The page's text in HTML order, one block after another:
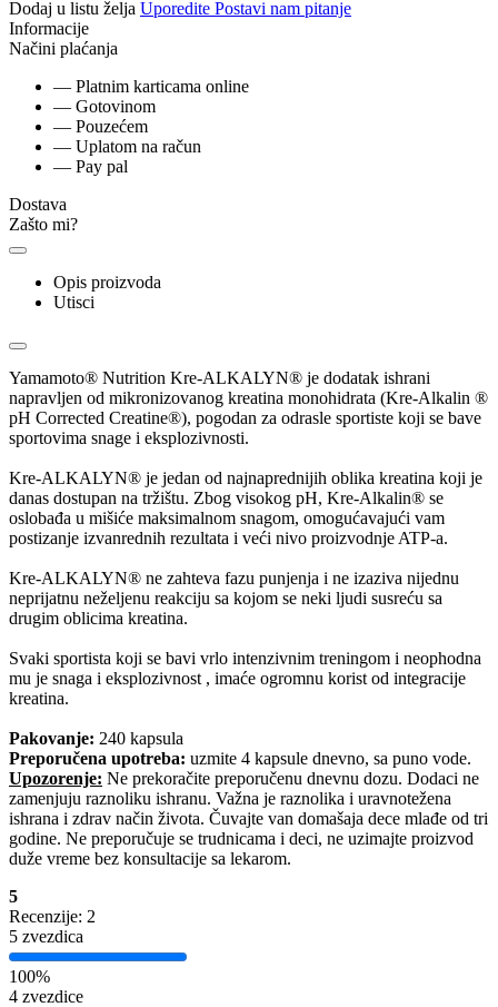
Dodaj u listu želja Uporedite Postavi nam pitanje
Informacije
Načini plaćanja
— Platnim karticama online
— Gotovinom
— Pouzećem
— Uplatom na račun
— Pay pal
Dostava
Zašto mi?
Opis proizvoda
Utisci
Yamamoto® Nutrition Kre-ALKALYN® je dodatak ishrani
napravljen od mikronizovanog kreatina monohidrata (Kre-Alkalin ®
pH Corrected Creatine®), pogodan za odrasle sportiste koji se bave
sportovima snage i eksplozivnosti.
Kre-ALKALYN® je jedan od najnaprednijih oblika kreatina koji je
danas dostupan na tržištu. Zbog visokog pH, Kre-Alkalin® se
oslobađa u mišiće maksimalnom snagom, omogućavajući vam
postizanje izvanrednih rezultata i veći nivo proizvodnje ATP-a.
Kre-ALKALYN® ne zahteva fazu punjenja i ne izaziva nijednu
neprijatnu neželjenu reakciju sa kojom se neki ljudi susreću sa
drugim oblicima kreatina.
Svaki sportista koji se bavi vrlo intenzivnim treningom i neophodna
mu je snaga i eksplozivnost , imaće ogromnu korist od integracije
kreatina.
Pakovanje: 240 kapsula
Preporučena upotreba: uzmite 4 kapsule dnevno, sa puno vode.
Upozorenje: Ne prekoračite preporučenu dnevnu dozu. Dodaci ne
zamenjuju raznoliku ishranu. Važna je raznolika i uravnotežena
ishrana i zdrav način života. Čuvajte van domašaja dece mlađe od tri
godine. Ne preporučuje se trudnicama i deci, ne uzimajte proizvod
duže vreme bez konsultacije sa lekarom.
5
Recenzije: 2
5 zvezdica
100%
4 zvezdice